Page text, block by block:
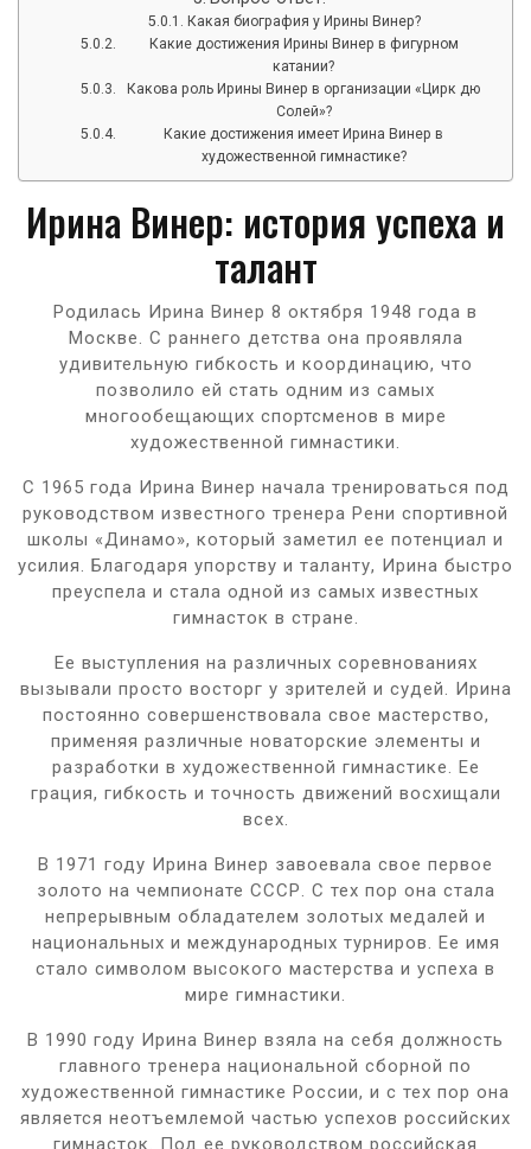
Какая биография у Ирины Винер?
Какие достижения Ирины Винер в фигурном
катании?
Какова роль Ирины Винер в организации «Цирк дю
Солей»?
Какие достижения имеет Ирина Винер в
художественной гимнастике?
Ирина Винер: история успеха и
талант
Родилась Ирина Винер 8 октября 1948 года в
Москве. С раннего детства она проявляла
удивительную гибкость и координацию, что
позволило ей стать одним из самых
многообещающих спортсменов в мире
художественной гимнастики.
С 1965 года Ирина Винер начала тренироваться под
руководством известного тренера Рени спортивной
школы «Динамо», который заметил ее потенциал и
усилия. Благодаря упорству и таланту, Ирина быстро
преуспела и стала одной из самых известных
гимнасток в стране.
Ее выступления на различных соревнованиях
вызывали просто восторг у зрителей и судей. Ирина
постоянно совершенствовала свое мастерство,
применяя различные новаторские элементы и
разработки в художественной гимнастике. Ее
грация, гибкость и точность движений восхищали
всех.
В 1971 году Ирина Винер завоевала свое первое
золото на чемпионате СССР. С тех пор она стала
непрерывным обладателем золотых медалей и
национальных и международных турниров. Ее имя
стало символом высокого мастерства и успеха в
мире гимнастики.
В 1990 году Ирина Винер взяла на себя должность
главного тренера национальной сборной по
художественной гимнастике России, и с тех пор она
является неотъемлемой частью успехов российских
гимнасток. Под ее руководством российская